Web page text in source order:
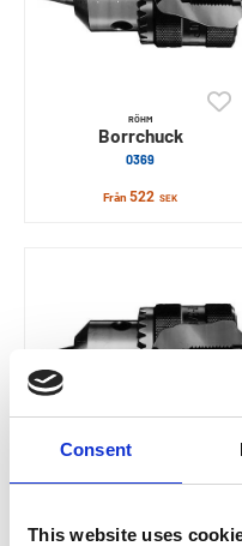
Consent
This website uses
RÖHM
Borrchuck
0369
Från 522 SEK
V-H 0369